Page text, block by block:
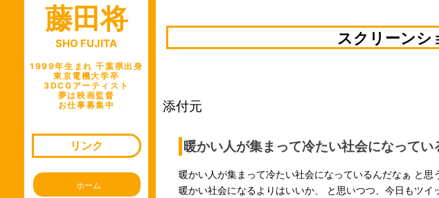
スクリーン
添付元
暖かい人が集まって冷たい社会になってい
暖かい人が集まって冷たい社会になっているんだなぁ と
暖かい社会になるよりはいいか、 と思いつつ、今日もツ
藤田将
SHO FUJITA
1999年生まれ 千葉県出身
東京電機大学卒
3DCGアーティスト
夢は映画監督
お仕事募集中
リンク
ホーム